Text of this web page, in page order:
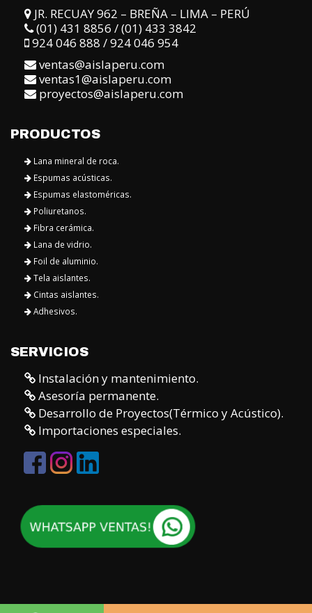
JR. RECUAY 962 – BREÑA – LIMA – PERÚ
(01) 431 8856 / (01) 433 3842
924 046 888 / 924 046 954
ventas@aislaperu.com
ventas1@aislaperu.com
proyectos@aislaperu.com
PRODUCTOS
Lana mineral de roca.
Espumas acústicas.
Espumas elastoméricas.
Poliuretanos.
Fibra cerámica.
Lana de vidrio.
Foil de aluminio.
Tela aislantes.
Cintas aislantes.
Adhesivos.
SERVICIOS
Instalación y mantenimiento.
Asesoría permanente.
Desarrollo de Proyectos(Térmico y Acústico).
Importaciones especiales.